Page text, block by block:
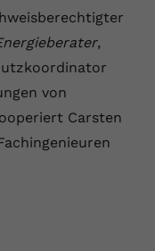
,
von
Carsten
Cookie
ID, um
welche